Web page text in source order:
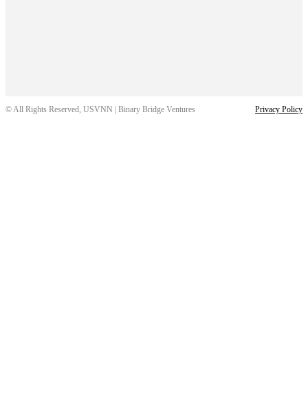
© All Rights Reserved, USVNN | Binary Bridge Ventures Privacy Policy